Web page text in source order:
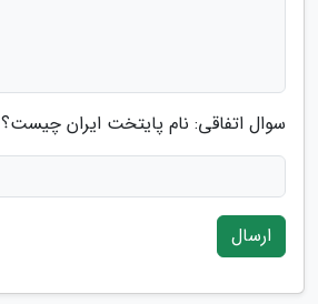
سوال اتفاقی: نام پایتخت ایران چیست؟
ارسال